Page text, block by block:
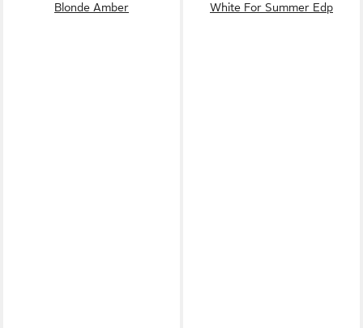
Blonde Amber
White For Summer Edp